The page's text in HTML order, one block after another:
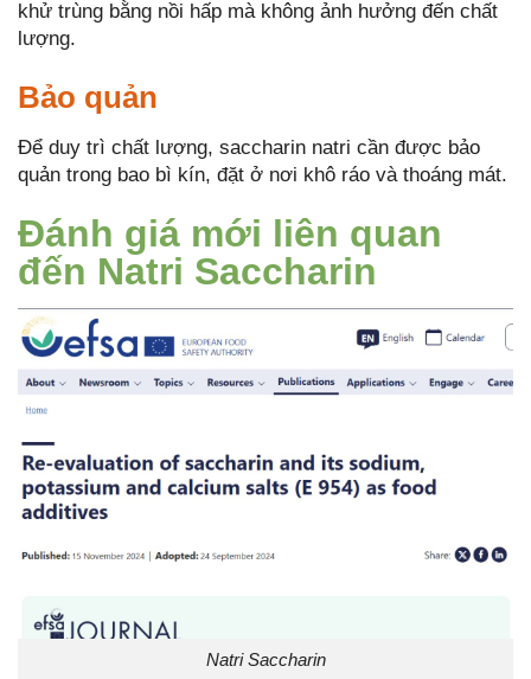
khử trùng bằng nồi hấp mà không ảnh hưởng đến chất
lượng.
Bảo quản
Để duy trì chất lượng, saccharin natri cần được bảo
quản trong bao bì kín, đặt ở nơi khô ráo và thoáng mát.
Đánh giá mới liên quan
đến Natri Saccharin
Natri Saccharin